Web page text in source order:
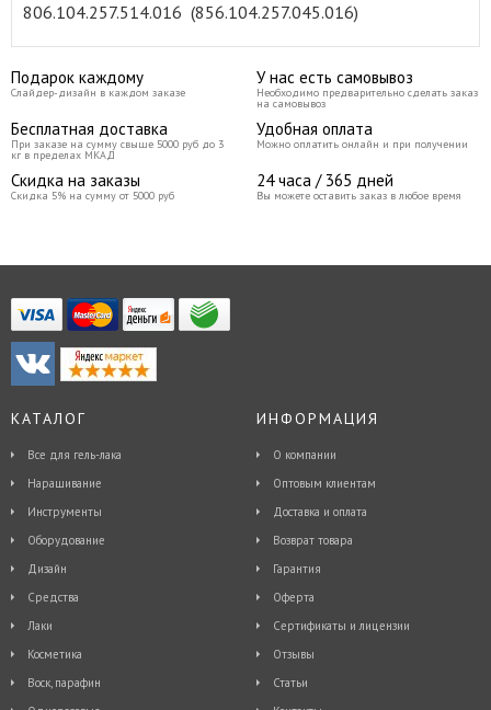
806.104.257.514.016 (856.104.257.045.016)
Подарок каждому
Слайдер-дизайн в каждом заказе
У нас есть самовывоз
Необходимо предварительно сделать заказ
на самовывоз
Бесплатная доставка
При заказе на сумму свыше 5000 руб до 3
кг в пределах МКАД
Удобная оплата
Можно оплатить онлайн и при получении
Скидка на заказы
Скидка 5% на сумму от 5000 руб
24 часа / 365 дней
Вы можете оставить заказ в любое время
КАТАЛОГ
Все для гель-лака
Наращивание
Инструменты
Оборудование
Дизайн
Средства
Лаки
Косметика
Воск, парафин
ИНФОРМАЦИЯ
О компании
Оптовым клиентам
Доставка и оплата
Возврат товара
Гарантия
Оферта
Сертификаты и лицензии
Отзывы
Статьи